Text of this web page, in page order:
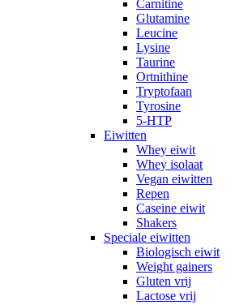
Carnitine
Glutamine
Leucine
Lysine
Taurine
Ortnithine
Tryptofaan
Tyrosine
5-HTP
Eiwitten
Whey eiwit
Whey isolaat
Vegan eiwitten
Repen
Caseine eiwit
Shakers
Speciale eiwitten
Biologisch eiwit
Weight gainers
Gluten vrij
Lactose vrij